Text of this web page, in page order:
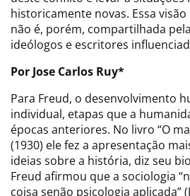
historicamente novas. Essa
não é, porém, compartilhada
ideólogos e escritores
Por Jose Carlos Ruy*
Para Freud, o desenvolvimento
individual, etapas que a
épocas anteriores. No livro “O
(1930) ele fez a apresentação
ideias sobre a história, diz seu
Freud afirmou que a sociologia
coisa senão psicologia aplicada”